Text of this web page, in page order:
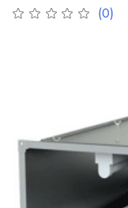
(0)